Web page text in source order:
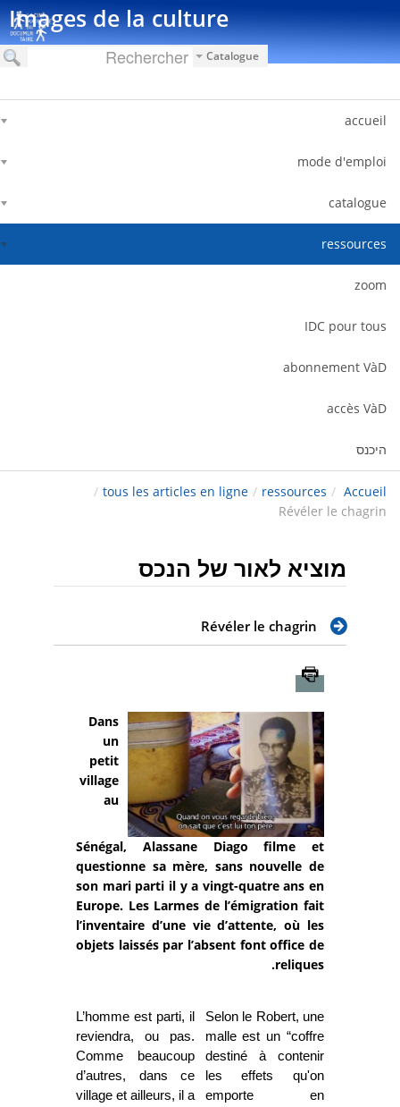
Images de la culture
Catalogue
accueil
mode d'emploi
catalogue
ressources
zoom
IDC pour tous
abonnement VàD
accès VàD
היכנס
Accueil
/
ressources
/
tous les articles en ligne
/
Révéler le chagrin
מוציא לאור של הנכס
Révéler le chagrin
Dans
un
petit
village
au
Sénégal, Alassane Diago filme et
questionne sa mère, sans nouvelle de
son mari parti il y a vingt-quatre ans en
Europe. Les Larmes de l’émigration fait
l’inventaire d’une vie d’attente, où les
objets laissés par l’absent font office de
reliques.
Selon le Robert, une
malle est un “coffre
destiné à contenir
les effets qu'on
emporte en
L’homme est parti, il
reviendra, ou pas.
Comme beaucoup
d’autres, dans ce
village et ailleurs, il a